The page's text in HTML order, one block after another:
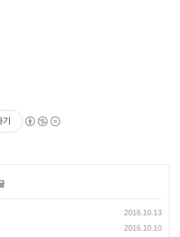
2016.10.13
2016.10.10